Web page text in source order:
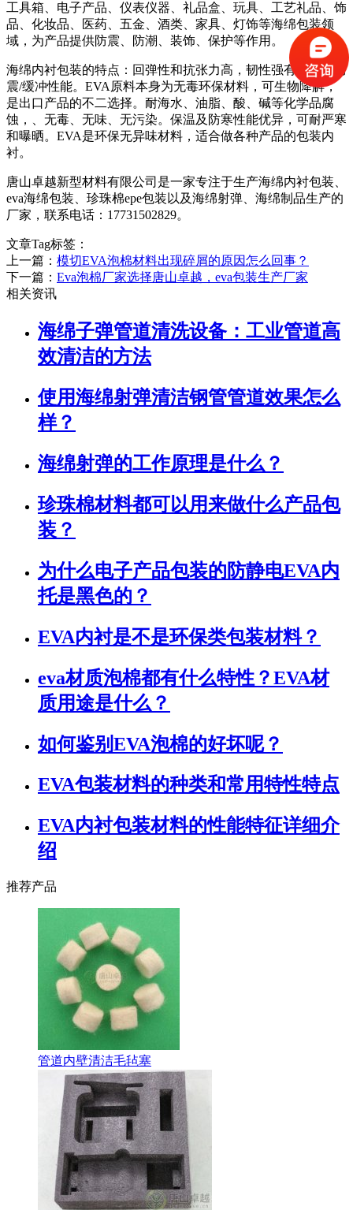
工具箱、电子产品、仪表仪器、礼品盒、玩具、工艺礼品、饰
品、化妆品、医药、五金、酒类、家具、灯饰等海绵包装领
域，为产品提供防震、防潮、装饰、保护等作用。
海绵内衬包装的特点：回弹性和抗张力高，韧性强有良好的防
震/缓冲性能。EVA原料本身为无毒环保材料，可生物降解，
是出口产品的不二选择。耐海水、油脂、酸、碱等化学品腐
蚀，、无毒、无味、无污染。保温及防寒性能优异，可耐严寒
和曝晒。EVA是环保无异味材料，适合做各种产品的包装内
衬。
唐山卓越新型材料有限公司是一家专注于生产海绵内衬包装、
eva海绵包装、珍珠棉epe包装以及海绵射弹、海绵制品生产的
厂家，联系电话：17731502829。
文章Tag标签：
上一篇： 模切EVA泡棉材料出现碎屑的原因怎么回事？
下一篇： Eva泡棉厂家选择唐山卓越，eva包装生产厂家
相关资讯
海绵子弹管道清洗设备：工业管道高
效清洁的方法
使用海绵射弹清洁钢管管道效果怎么
样？
海绵射弹的工作原理是什么？
珍珠棉材料都可以用来做什么产品包
装？
为什么电子产品包装的防静电EVA内
托是黑色的？
EVA内衬是不是环保类包装材料？
eva材质泡棉都有什么特性？EVA材
质用途是什么？
如何鉴别EVA泡棉的好坏呢？
EVA包装材料的种类和常用特性特点
EVA内衬包装材料的性能特征详细介
绍
推荐产品
管道内壁清洁毛毡塞